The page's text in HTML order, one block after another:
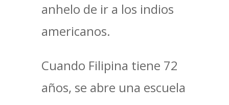
anhelo de ir a los indios
americanos.
Cuando Filipina tiene 72
años, se abre una escuela